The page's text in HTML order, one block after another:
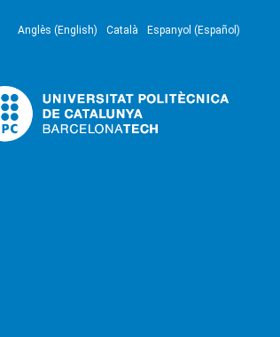
Anglès (English) Català Espanyol (Español)